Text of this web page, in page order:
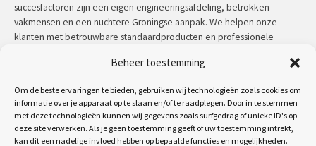
Beheer toestemming
Om de beste ervaringen te bieden, gebruiken wij technologieën zoals cookies om
informatie over je apparaat op te slaan en/of te raadplegen. Door in te stemmen
met deze technologieën kunnen wij gegevens zoals surfgedrag of unieke ID's op
deze site verwerken. Als je geen toestemming geeft of uw toestemming intrekt,
kan dit een nadelige invloed hebben op bepaalde functies en mogelijkheden.
succesfactoren zijn een eigen engineeringsafdeling, betrokken
vakmensen en een nuchtere Groningse aanpak. We helpen onze
klanten met betrouwbare standaardproducten en professionele
lees meer